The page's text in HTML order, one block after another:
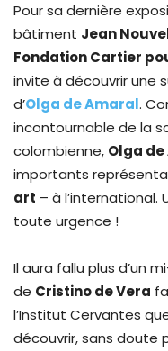
Pour sa dernière
bâtiment Jean
Fondation Cartier
invite à découvrir une
d’Olga de Amaral.
incontournable de la
colombienne, Olga
importants
art – à l’international.
toute urgence !
Il aura fallu plus d’un
de Cristino de Vera
l’Institut Cervantes
découvrir, sans doute